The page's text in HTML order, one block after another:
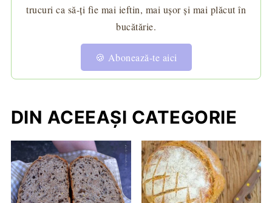
trucuri ca să-ți fie mai ieftin, mai ușor și mai plăcut în
bucătărie.
🍪 Abonează-te aici
DIN ACEEAȘI CATEGORIE